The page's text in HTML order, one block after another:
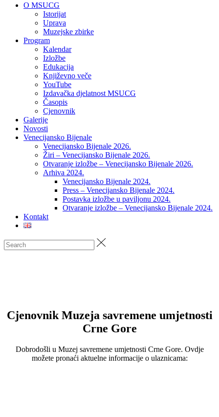
O MSUCG
Istorijat
Uprava
Muzejske zbirke
Program
Kalendar
Izložbe
Edukacija
Književno veče
YouTube
Izdavačka djelatnost MSUCG
Časopis
Cjenovnik
Galerije
Novosti
Venecijansko Bijenale
Venecijansko Bijenale 2026.
Žiri – Venecijansko Bijenale 2026.
Otvaranje izložbe – Venecijansko Bijenale 2026.
Arhiva 2024.
Venecijansko Bijenale 2024.
Press – Venecijansko Bijenale 2024.
Postavka izložbe u paviljonu 2024.
Otvaranje izložbe – Venecijansko Bijenale 2024.
Kontakt
Cjenovnik Muzeja savremene umjetnosti
Crne Gore
Dobrodošli u Muzej savremene umjetnosti Crne Gore. Ovdje
možete pronaći aktuelne informacije o ulaznicama: